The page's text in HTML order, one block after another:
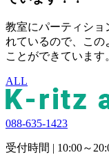
教室にパーティショ
れているので、この
ことができています
ALL
088-635-1423
受付時間 | 10:00～